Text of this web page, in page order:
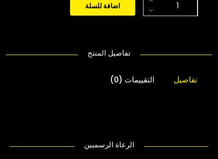
اضافة للسلة
تفاصيل المنتج
تفاصيل التقييمات (0)
الرعاة الرسميين